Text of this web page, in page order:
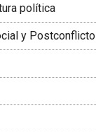
política
y Postconflicto